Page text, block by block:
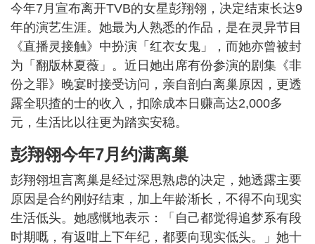
今年7月宣布离开TVB的女星彭翔翎，决定结束长达9
年的演艺生涯。她最为人熟悉的作品，是在灵异节目
《直播灵接触》中扮演「红衣女鬼」，而她亦曾被封
为「翻版林夏薇」。近日她出席有份参演的剧集《非
份之罪》晚宴时接受访问，亲自剖白离巢原因，更透
露全职揸的士的收入，扣除成本日赚高达2,000多
元，生活比以往更为踏实安稳。
彭翔翎今年7月约满离巢
彭翔翎坦言离巢是经过深思熟虑的决定，她透露主要
原因是合约刚好结束，加上年龄渐长，不得不向现实
生活低头。她感慨地表示：「自己都觉得追梦系有段
时期嘅，有返咁上下年纪，都要向现实低头。」她十